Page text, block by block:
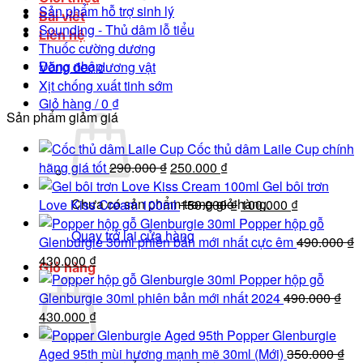
Bài viết
Liên hệ
Đăng nhập
Giỏ hàng /0 ₫
Chưa có sản phẩm trong giỏ hàng.
Quay trở lại cửa hàng
Giỏ hàng
Sản phẩm hỗ trợ sinh lý
Sounding - Thủ dâm lỗ tiểu
Thuốc cường dương
Vòng đeo dương vật
Xịt chống xuất tinh sớm
Sản phẩm giảm giá
Cốc thủ dâm Laile Cup chính
hãng giá tốt290.000₫Giá
gốc
là:
290.000 ₫.
250.000 ₫Giá
hiện
tại
là:
250.000 ₫.
Gel bôi trơn
Love Kiss Cream 100ml150.000₫Giá
gốc
là:
100.000 ₫Giá
hiện
tại
100.000 ₫.
Popper hộp gỗ
Glenburgie 30ml phiên bản mới nhất cực êm490.000₫
Giá
gốc
là:
490.000 ₫.
430.000₫Giá
hiện
tại
là:
430.000 ₫.
Popper hộp gỗ
Glenburgie 30ml phiên bản mới nhất 2024490.000₫
Giá
gốc
là:
430.000 ₫Giá
hiện
tại
Popper Glenburgie
Aged 95th mùi hương mạnh mẽ 30ml (Mới) 350.000₫